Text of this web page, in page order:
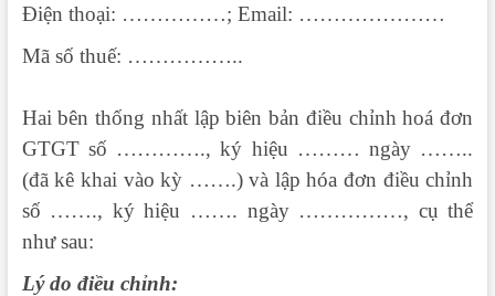
Điện thoại: ……………; Email: …………………
Mã số thuế: ……………..
Hai bên thống nhất lập biên bản điều chỉnh hoá đơn
GTGT số …………., ký hiệu ……… ngày ……..
(đã kê khai vào kỳ …….) và lập hóa đơn điều chỉnh
số ……., ký hiệu ……. ngày ……………, cụ thể
như sau:
Lý do điều chỉnh: